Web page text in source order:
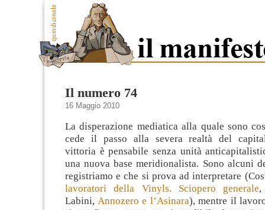
Il numero 74
16 Maggio 2010
La disperazione mediatica alla quale sono
cede il passo alla severa realtà del
vittoria è pensabile senza unità
una nuova base meridionalista. Sono alcuni
registriamo e che si prova ad interpretare
lavoratori della Vinyls. Sciopero generale,
Labini, Annozero e l’Asinara), mentre il